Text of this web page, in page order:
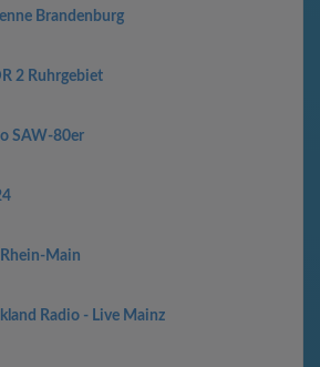
Brandenburg
2 Ruhrgebiet
SAW-80er
Main
Radio - Live Mainz